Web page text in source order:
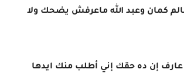
كمان وعبد الله ماعرفش يضحك ولا
عارف إن ده حقك إني أطلب منك ايدها